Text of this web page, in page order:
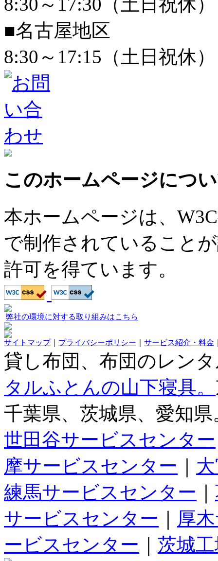
電話受付時間
■関東地区
8:30～17:30（土日祝休）
■名古屋地区
8:30～17:15（土日祝休）
このホームページにつ
本ホームページは、
で制作されていること
許可を得ています。
弊社の環境に対する取り組みはこちら
サイトマップ｜プライバシーポリシー ｜ サービス紹介・料金
貸し布団、布団のレン
タルふとんの山下寝具。
千葉県、茨城県、愛知県
世田谷サービスセンター
摩サービスセンター｜